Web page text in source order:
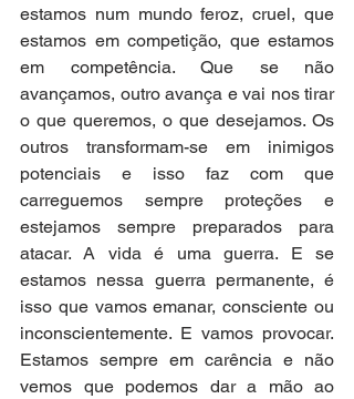
estamos num mundo feroz, cruel, que
estamos em competição, que estamos
em competência. Que se não
avançamos, outro avança e vai nos tirar
o que queremos, o que desejamos. Os
outros transformam-se em inimigos
potenciais e isso faz com que
carreguemos sempre proteções e
estejamos sempre preparados para
atacar. A vida é uma guerra. E se
estamos nessa guerra permanente, é
isso que vamos emanar, consciente ou
inconscientemente. E vamos provocar.
Estamos sempre em carência e não
vemos que podemos dar a mão ao